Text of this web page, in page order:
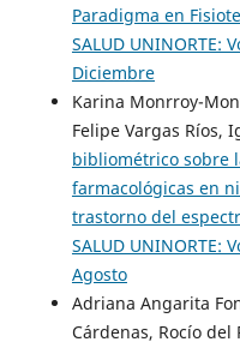
Paradigma en
SALUD UNINORTE:
Diciembre
Karina Monrroy-
Felipe Vargas Ríos,
bibliométrico sobre
farmacológicas en
trastorno del
SALUD UNINORTE:
Agosto
Adriana Angarita
Cárdenas, Rocío